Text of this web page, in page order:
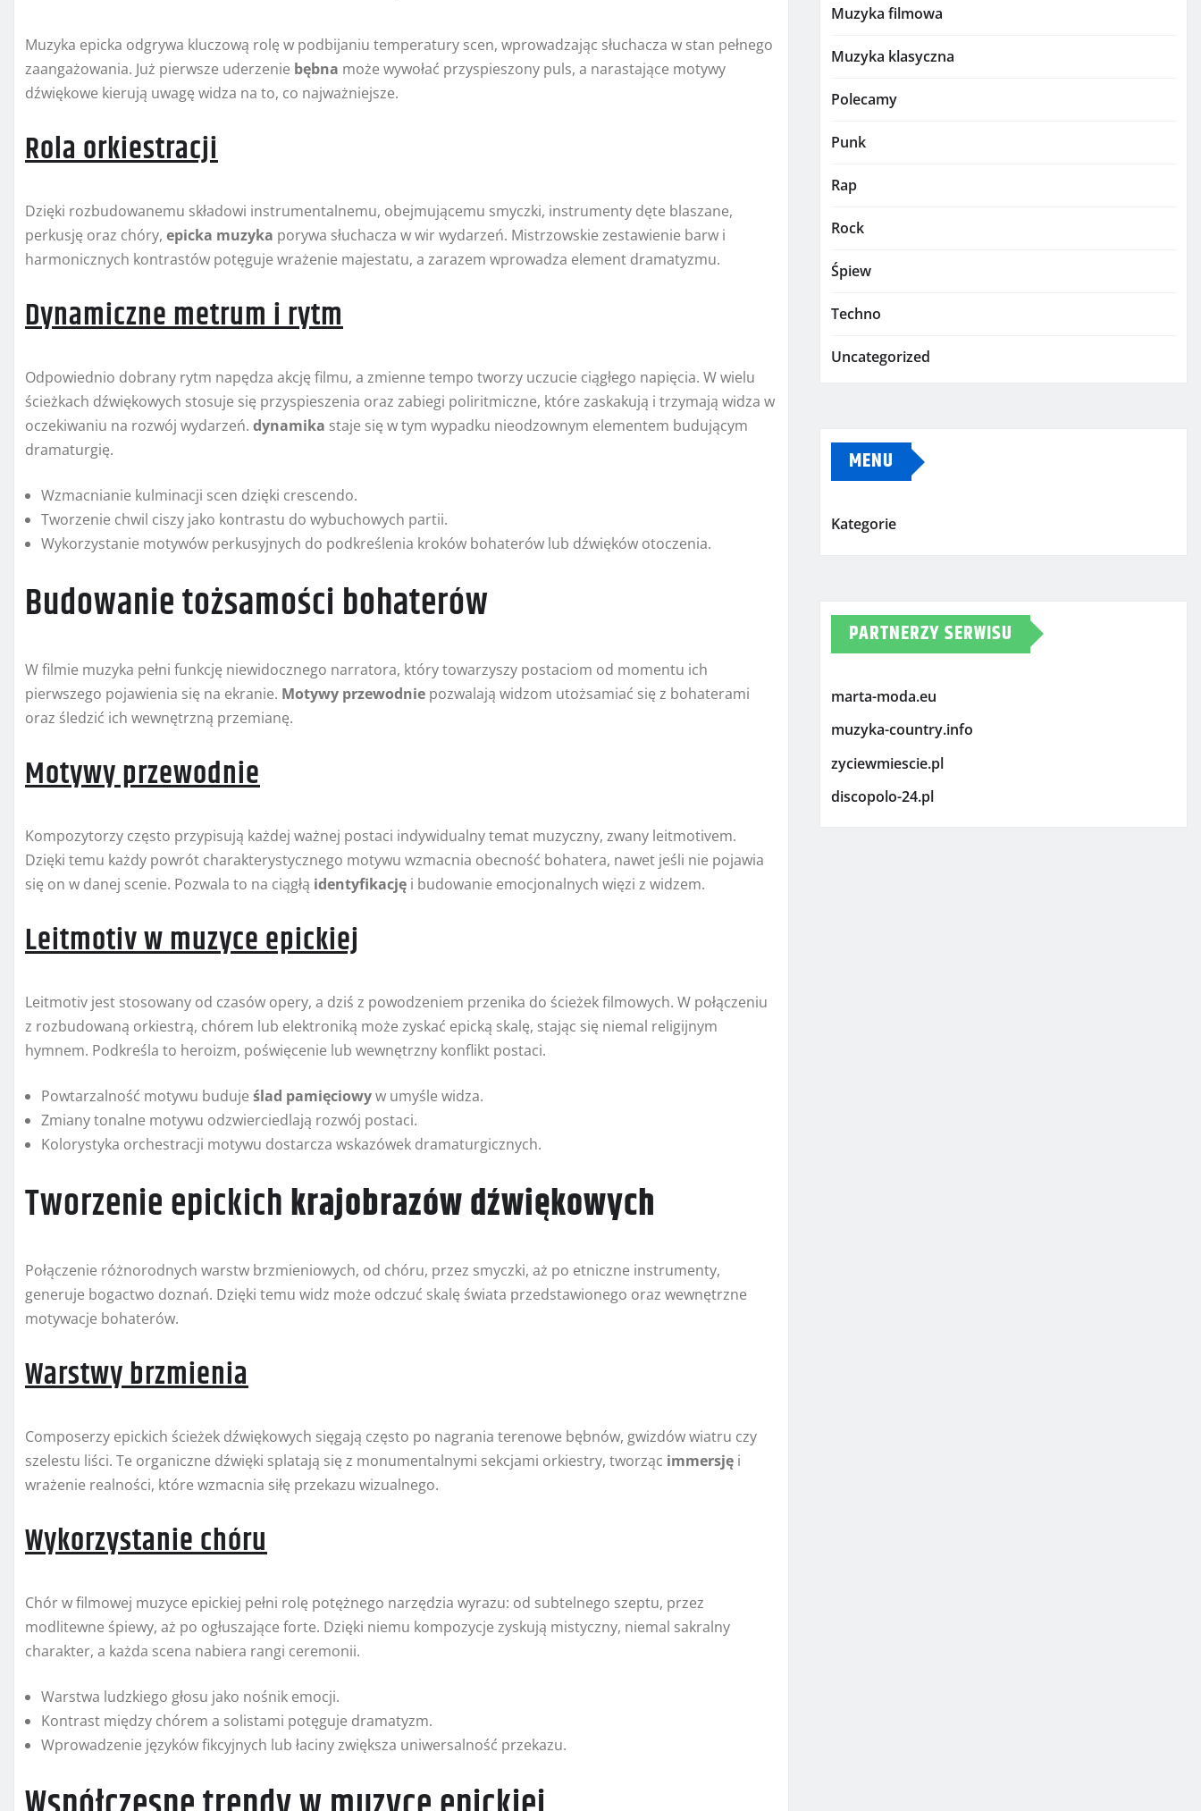
Muzyka epicka odgrywa kluczową rolę w podbijaniu temperatury scen, wprowadzając słuchacza w stan pełnego
zaangażowania. Już pierwsze uderzenie bębna może wywołać przyspieszony puls, a narastające motywy
dźwiękowe kierują uwagę widza na to, co najważniejsze.
Rola orkiestracji
Dzięki rozbudowanemu składowi instrumentalnemu, obejmującemu smyczki, instrumenty dęte blaszane,
perkusję oraz chóry, epicka muzyka porywa słuchacza w wir wydarzeń. Mistrzowskie zestawienie barw i
harmonicznych kontrastów potęguje wrażenie majestatu, a zarazem wprowadza element dramatyzmu.
Dynamiczne metrum i rytm
Odpowiednio dobrany rytm napędza akcję filmu, a zmienne tempo tworzy uczucie ciągłego napięcia. W wielu
ścieżkach dźwiękowych stosuje się przyspieszenia oraz zabiegi poliritmiczne, które zaskakują i trzymają widza w
oczekiwaniu na rozwój wydarzeń. dynamika staje się w tym wypadku nieodzownym elementem budującym
dramaturgię.
Wzmacnianie kulminacji scen dzięki crescendo.
Tworzenie chwil ciszy jako kontrastu do wybuchowych partii.
Wykorzystanie motywów perkusyjnych do podkreślenia kroków bohaterów lub dźwięków otoczenia.
Budowanie tożsamości bohaterów
W filmie muzyka pełni funkcję niewidocznego narratora, który towarzyszy postaciom od momentu ich
pierwszego pojawienia się na ekranie. Motywy przewodnie pozwalają widzom utożsamiać się z bohaterami
oraz śledzić ich wewnętrzną przemianę.
Motywy przewodnie
Kompozytorzy często przypisują każdej ważnej postaci indywidualny temat muzyczny, zwany leitmotivem.
Dzięki temu każdy powrót charakterystycznego motywu wzmacnia obecność bohatera, nawet jeśli nie pojawia
się on w danej scenie. Pozwala to na ciągłą identyfikację i budowanie emocjonalnych więzi z widzem.
Leitmotiv w muzyce epickiej
Leitmotiv jest stosowany od czasów opery, a dziś z powodzeniem przenika do ścieżek filmowych. W połączeniu
z rozbudowaną orkiestrą, chórem lub elektroniką może zyskać epicką skalę, stając się niemal religijnym
hymnem. Podkreśla to heroizm, poświęcenie lub wewnętrzny konflikt postaci.
Powtarzalność motywu buduje ślad pamięciowyw umyśle widza.
Zmiany tonalne motywu odzwierciedlają rozwój postaci.
Kolorystyka orchestracji motywu dostarcza wskazówek dramaturgicznych.
Tworzenie epickichkrajobrazów dźwiękowych
Połączenie różnorodnych warstw brzmieniowych, od chóru, przez smyczki, aż po etniczne instrumenty,
generuje bogactwo doznań. Dzięki temu widz może odczuć skalę świata przedstawionego oraz wewnętrzne
motywacje bohaterów.
Warstwy brzmienia
Composerzy epickich ścieżek dźwiękowych sięgają często po nagrania terenowe bębnów, gwizdów wiatru czy
szelestu liści. Te organiczne dźwięki splatają się z monumentalnymi sekcjami orkiestry, tworząc immersję i
wrażenie realności, które wzmacnia siłę przekazu wizualnego.
Wykorzystanie chóru
Chór w filmowej muzyce epickiej pełni rolę potężnego narzędzia wyrazu: od subtelnego szeptu, przez
modlitewne śpiewy, aż po ogłuszające forte. Dzięki niemu kompozycje zyskują mistyczny, niemal sakralny
charakter, a każda scena nabiera rangi ceremonii.
Warstwa ludzkiego głosu jako nośnik emocji.
Kontrast między chórem a solistami potęguje dramatyzm.
Wprowadzenie języków fikcyjnych lub łaciny zwiększa uniwersalność przekazu.
Muzyka filmowa
Muzyka klasyczna
Polecamy
Punk
Rap
Rock
Śpiew
Techno
Uncategorized
MENU
Kategorie
PARTNERZY SERWISU
marta-moda.eu
muzyka-country.info
zyciewmiescie.pl
discopolo-24.pl